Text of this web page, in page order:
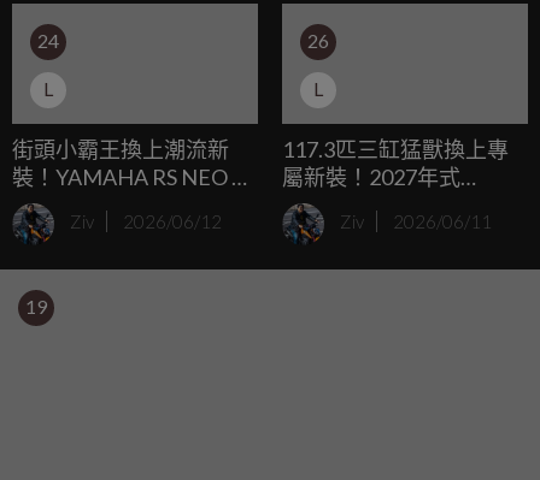
後，近期一份全新的專利圖再度證實了這輛純電仿賽的市售
化發展。
24
L
街頭小霸王換上潮流新
裝！YAMAHA RS NEO 全
新配色登場，93公斤羽量
級車身搭配125cc引擎
Ziv 2026/06/12
26
L
117.3匹三缸猛獸換上專
屬新裝！2027年式
Yamaha R9美規限定「消
光幻影藍/螢光紅」強勢
Ziv 2026/06/11
19